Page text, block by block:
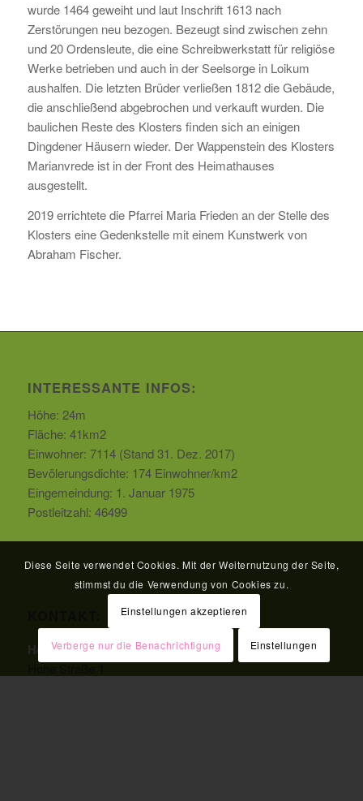
wurde 1464 geweiht und laut Inschrift 1613 nach
Zerstörungen neu bezogen. Bezeugt sind zwischen zehn
und 20 Ordensleute, die eine Schreibwerkstatt für religiöse
Werke betrieben und auch in der Seelsorge in Loikum
aushalfen. Die letzten Brüder verließen 1812 die Gebäude,
die anschließend abgebrochen und verkauft wurden. Die
baulichen Reste des Klosters finden sich an einigen
Dingdener Häusern wieder. Der Wappenstein des Klosters
Marianvrede ist in der Front des Heimathauses
ausgestellt.
2019 errichtete die Pfarrei Maria Frieden an der Stelle des
Klosters eine Gedenkstelle mit einem Kunstwerk von
Abraham Fischer.
INTERESSANTE INFOS:
Höhe: 24m
Fläche: 41km2
Einwohner: 7114 (Stand 31. Dez. 2017)
Bevölerungsdichte: 174 Einwohner/km2
Eingemeindung: 1. Januar 1975
Postleitzahl: 46499
Heimatverein Dingden e.V.
Diese Seite verwendet Cookies. Mit der Weiternutzung der Seite,
stimmst du die Verwendung von Cookies zu.
Einstellungen akzeptieren
Verberge nur die Benachrichtigung Einstellungen